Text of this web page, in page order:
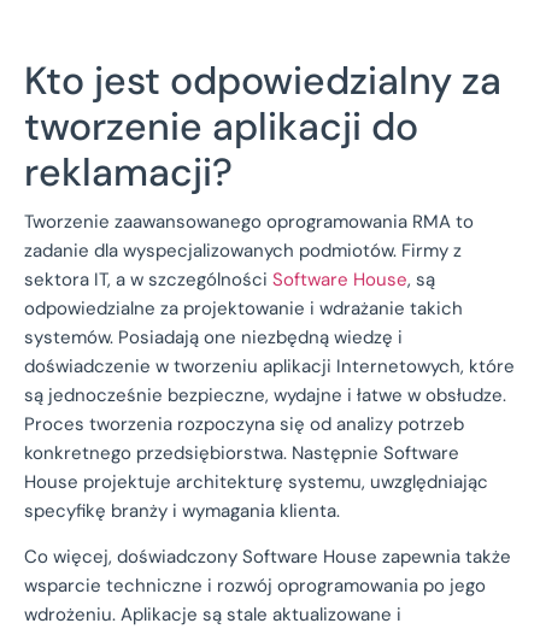
Kto jest odpowiedzialny za
tworzenie aplikacji do
reklamacji?
Tworzenie zaawansowanego oprogramowania RMA to
zadanie dla wyspecjalizowanych podmiotów. Firmy z
sektora IT, a w szczególności Software House, są
odpowiedzialne za projektowanie i wdrażanie takich
systemów. Posiadają one niezbędną wiedzę i
doświadczenie w tworzeniu aplikacji Internetowych, które
są jednocześnie bezpieczne, wydajne i łatwe w obsłudze.
Proces tworzenia rozpoczyna się od analizy potrzeb
konkretnego przedsiębiorstwa. Następnie Software
House projektuje architekturę systemu, uwzględniając
specyfikę branży i wymagania klienta.
Co więcej, doświadczony Software House zapewnia także
wsparcie techniczne i rozwój oprogramowania po jego
wdrożeniu. Aplikacje są stale aktualizowane i